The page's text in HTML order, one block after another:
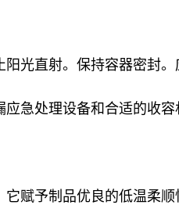
光直射。保持容器密封。
急处理设备和合适的收容
赋予制品优良的低温柔